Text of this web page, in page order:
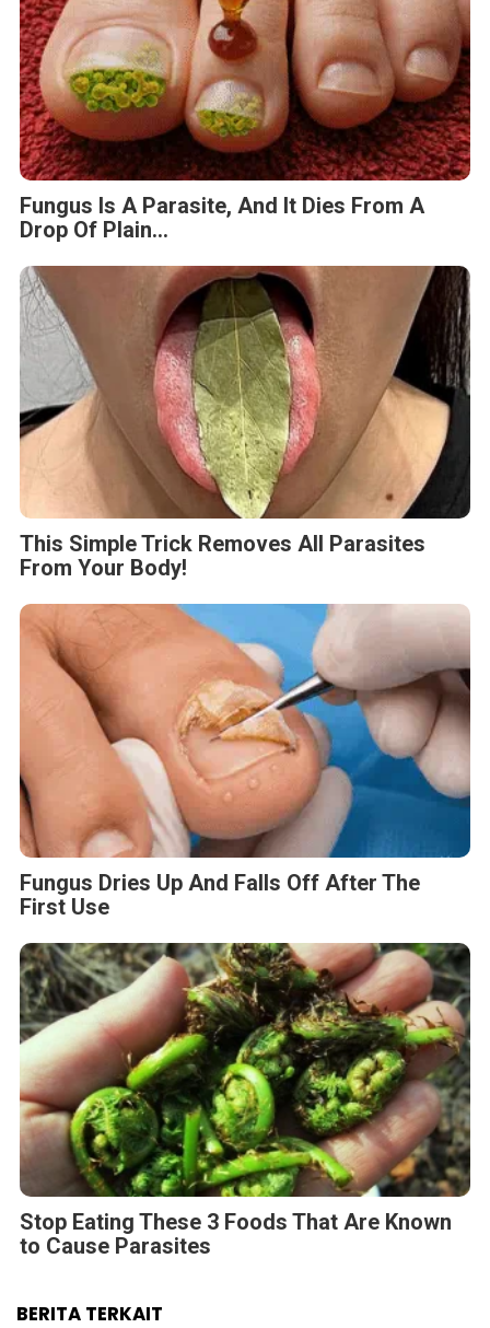
Fungus Is A Parasite, And It Dies From A
Drop Of Plain...
This Simple Trick Removes All Parasites
From Your Body!
Fungus Dries Up And Falls Off After The
First Use
Stop Eating These 3 Foods That Are Known
to Cause Parasites
BERITA TERKAIT